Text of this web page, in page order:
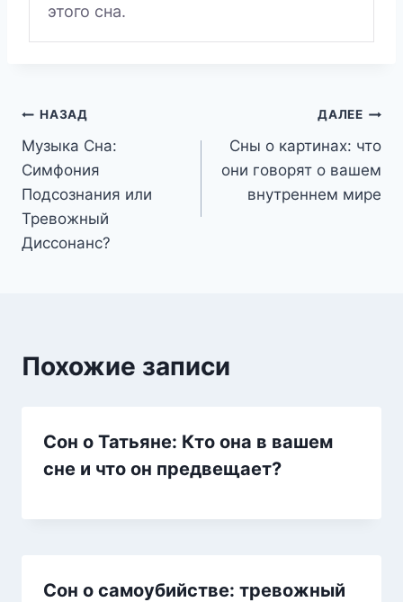
этого сна.
Навигация
по
записям
НАЗАД
Музыка Сна:
Симфония
Подсознания или
Тревожный
Диссонанс?
ДАЛЕЕ
Сны о картинах: что
они говорят о вашем
внутреннем мире
Похожие записи
Сон о Татьяне: Кто она в вашем
сне и что он предвещает?
Сон о самоубийстве: тревожный